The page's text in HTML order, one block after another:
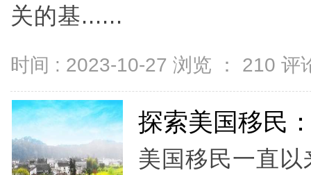
关的基......
时间 : 2023-10-27 浏览 ： 210 评
探索美国移民
美国移民一直